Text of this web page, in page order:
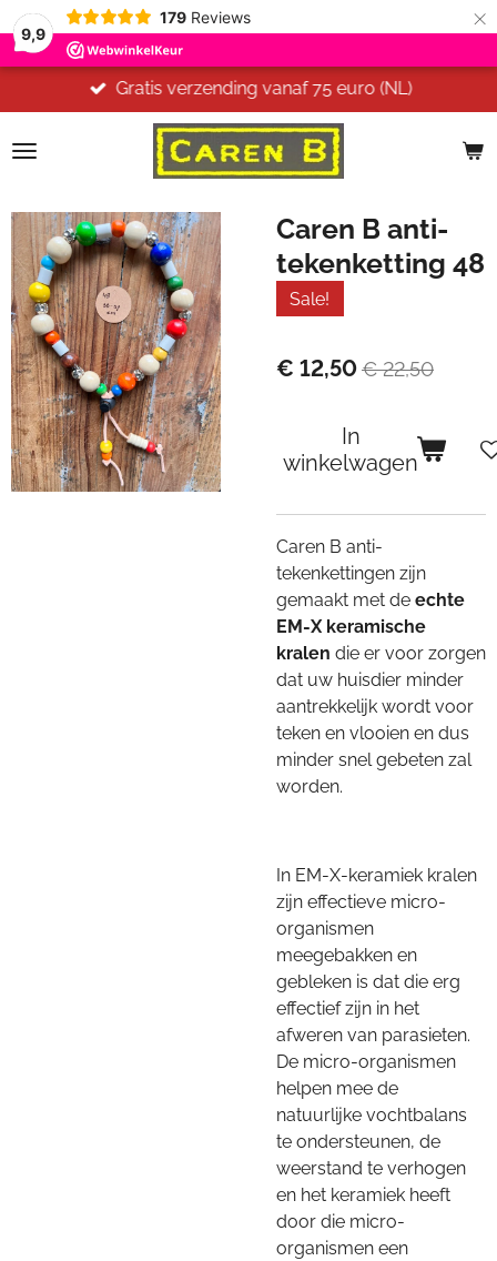
9,9
179 Reviews ×
Gratis verzending vanaf 75 euro (NL)
Caren B anti-
tekenketting 48
Sale!
€ 12,50€ 22,50
In
winkelwagen
Caren B anti-
tekenkettingen zijn
gemaakt met de echte
EM-X keramische
kralen die er voor zorgen
dat uw huisdier minder
aantrekkelijk wordt voor
teken en vlooien en dus
minder snel gebeten zal
worden.
In EM-X-keramiek kralen
zijn effectieve micro-
organismen
meegebakken en
gebleken is dat die erg
effectief zijn in het
afweren van parasieten.
De micro-organismen
helpen mee de
natuurlijke vochtbalans
te ondersteunen, de
weerstand te verhogen
en het keramiek heeft
door die micro-
organismen een